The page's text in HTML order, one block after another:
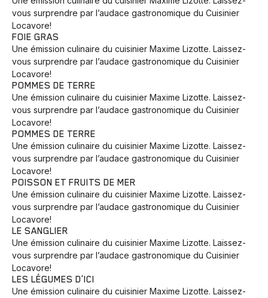
vous surprendre par l’audace gastronomique du Cuisinier
Locavore!
FOIE GRAS
Une émission culinaire du cuisinier Maxime Lizotte. Laissez-
vous surprendre par l’audace gastronomique du Cuisinier
Locavore!
POMMES DE TERRE
Une émission culinaire du cuisinier Maxime Lizotte. Laissez-
vous surprendre par l’audace gastronomique du Cuisinier
Locavore!
POMMES DE TERRE
Une émission culinaire du cuisinier Maxime Lizotte. Laissez-
vous surprendre par l’audace gastronomique du Cuisinier
Locavore!
POISSON ET FRUITS DE MER
Une émission culinaire du cuisinier Maxime Lizotte. Laissez-
vous surprendre par l’audace gastronomique du Cuisinier
Locavore!
LE SANGLIER
Une émission culinaire du cuisinier Maxime Lizotte. Laissez-
vous surprendre par l’audace gastronomique du Cuisinier
Locavore!
LES LÉGUMES D’ICI
Une émission culinaire du cuisinier Maxime Lizotte. Laissez-